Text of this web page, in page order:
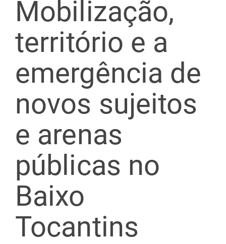
Mobilização,
território e a
emergência de
novos sujeitos
e arenas
públicas no
Baixo
Tocantins